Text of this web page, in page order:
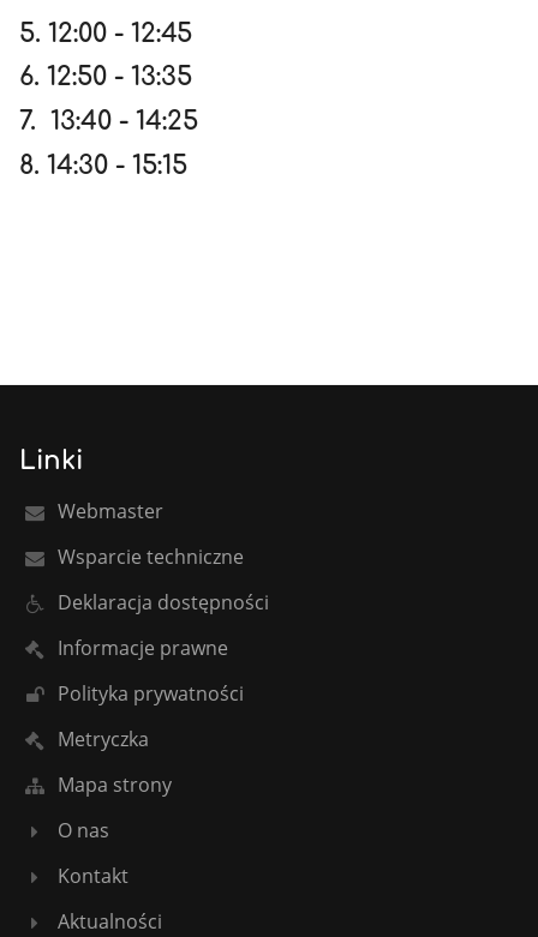
5. 12:00 - 12:45
6. 12:50 - 13:35
7. 13:40 - 14:25
8. 14:30 - 15:15
Linki
Webmaster
Wsparcie techniczne
Deklaracja dostępności
Informacje prawne
Polityka prywatności
Metryczka
Mapa strony
O nas
Kontakt
Aktualności